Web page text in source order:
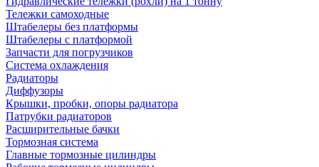
Тележки самоходные
Штабелеры без платформы
Штабелеры с платформой
Запчасти для погрузчиков
Система охлаждения
Радиаторы
Диффузоры
Крышки, пробки, опоры радиатора
Патрубки радиаторов
Расширительные бачки
Тормозная система
Главные тормозные цилиндры